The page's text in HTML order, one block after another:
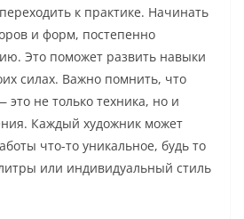
к практике. Начинать
и форм, постепенно
Это поможет развить навыки
силах. Важно помнить, что
не только техника, но и
Каждый художник может
что-то уникальное, будь то
или индивидуальный стиль